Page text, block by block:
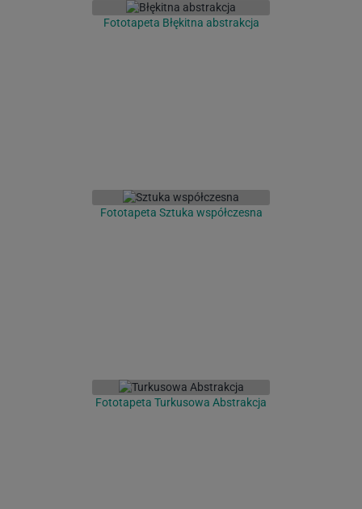
Fototapeta Błękitna abstrakcja
Fototapeta Sztuka współczesna
Fototapeta Turkusowa Abstrakcja